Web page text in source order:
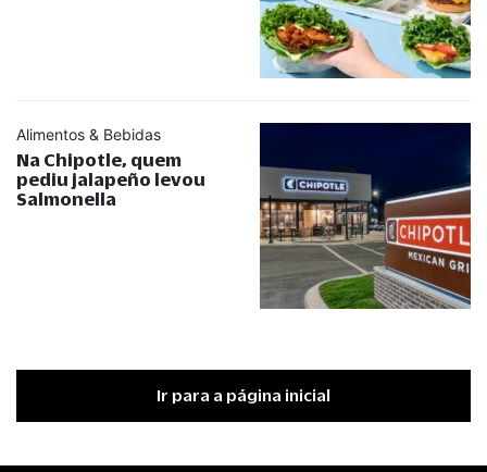
Alimentos & Bebidas
Na Chipotle, quem
pediu jalapeño levou
Salmonella
Ir para a página inicial